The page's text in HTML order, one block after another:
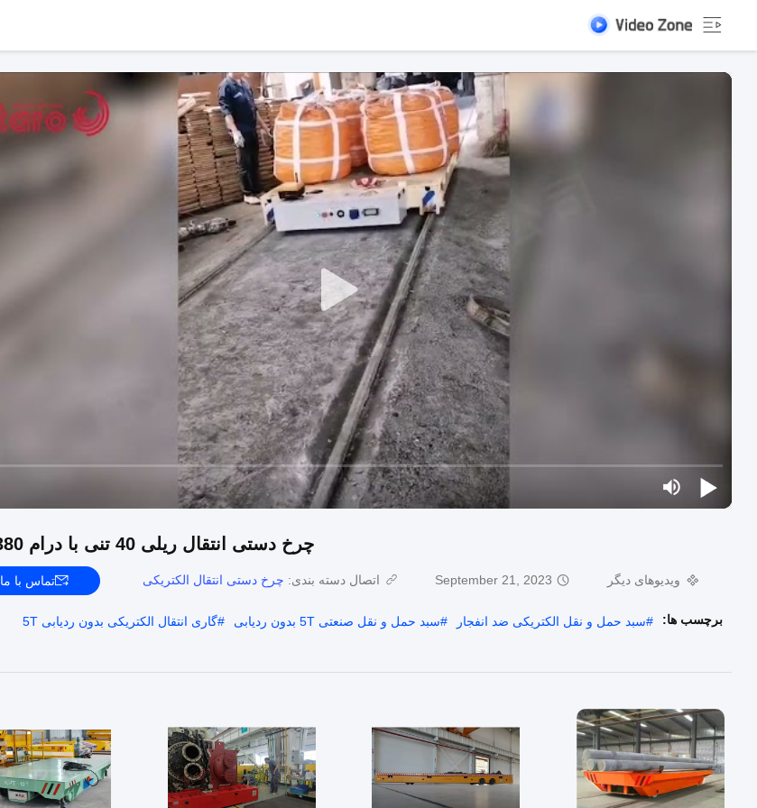
چرخ دستی انتقال ریلی 40 تنی با درام 380 ولت
ویدیوهای دیگر September 21, 2023 اتصال دسته بندی: چرخ دستی انتقال الکتریکی تماس با ما
برچسب ها: #سبد حمل و نقل الکتریکی ضد انفجار #سبد حمل و نقل صنعتی 5T بدون ردیابی #گاری انتقال الکتریکی بدون ردیابی 5T